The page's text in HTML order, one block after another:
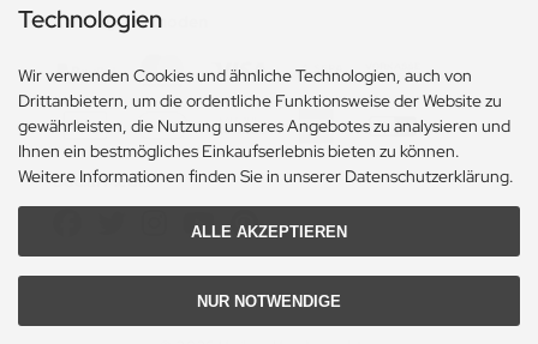
Zahlungsmethoden
Social Media
Technologien
Wir verwenden Cookies und ähnliche Technologien, auch von
Drittanbietern, um die ordentliche Funktionsweise der Website zu
gewährleisten, die Nutzung unseres Angebotes zu analysieren und
Ihnen ein bestmögliches Einkaufserlebnis bieten zu können.
Weitere Informationen finden Sie in unserer Datenschutzerklärung.
ALLE AKZEPTIEREN
NUR NOTWENDIGE